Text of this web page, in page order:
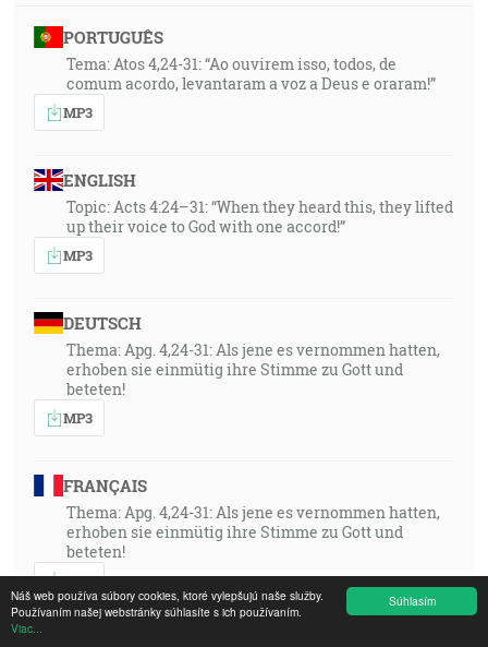
Súhlasím
Náš web používa súbory cookies, ktoré vylepšujú naše služby.
Používaním našej webstránky súhlasíte s ich používaním.
Viac...
PORTUGUÊS
Tema: Atos 4,24-31: “Ao ouvirem isso, todos, de
comum acordo, levantaram a voz a Deus e oraram!”
MP3
ENGLISH
Topic: Acts 4:24–31: “When they heard this, they lifted
up their voice to God with one accord!”
MP3
DEUTSCH
Thema: Apg. 4,24-31: Als jene es vernommen hatten,
erhoben sie einmütig ihre Stimme zu Gott und
beteten!
MP3
FRANÇAIS
Thema: Apg. 4,24-31: Als jene es vernommen hatten,
erhoben sie einmütig ihre Stimme zu Gott und
beteten!
MP3